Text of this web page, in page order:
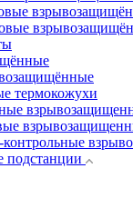
термокожухи
подстанции